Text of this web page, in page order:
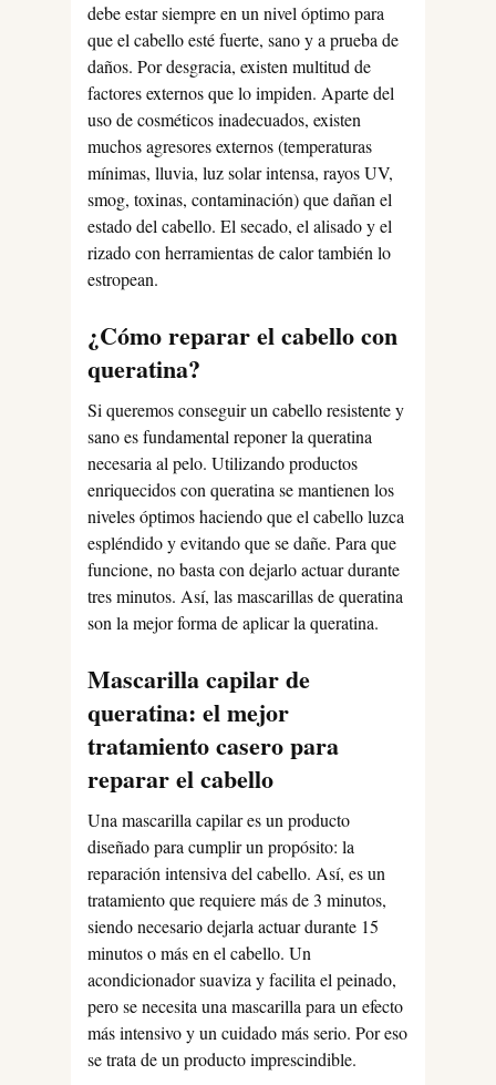
debe estar siempre en un nivel óptimo para
que el cabello esté fuerte, sano y a prueba de
daños. Por desgracia, existen multitud de
factores externos que lo impiden. Aparte del
uso de cosméticos inadecuados, existen
muchos agresores externos (temperaturas
mínimas, lluvia, luz solar intensa, rayos UV,
smog, toxinas, contaminación) que dañan el
estado del cabello. El secado, el alisado y el
rizado con herramientas de calor también lo
estropean.
¿Cómo reparar el cabello con
queratina?
Si queremos conseguir un cabello resistente y
sano es fundamental reponer la queratina
necesaria al pelo. Utilizando productos
enriquecidos con queratina se mantienen los
niveles óptimos haciendo que el cabello luzca
espléndido y evitando que se dañe. Para que
funcione, no basta con dejarlo actuar durante
tres minutos. Así, las mascarillas de queratina
son la mejor forma de aplicar la queratina.
Mascarilla capilar de
queratina: el mejor
tratamiento casero para
reparar el cabello
Una mascarilla capilar es un producto
diseñado para cumplir un propósito: la
reparación intensiva del cabello. Así, es un
tratamiento que requiere más de 3 minutos,
siendo necesario dejarla actuar durante 15
minutos o más en el cabello. Un
acondicionador suaviza y facilita el peinado,
pero se necesita una mascarilla para un efecto
más intensivo y un cuidado más serio. Por eso
se trata de un producto imprescindible.